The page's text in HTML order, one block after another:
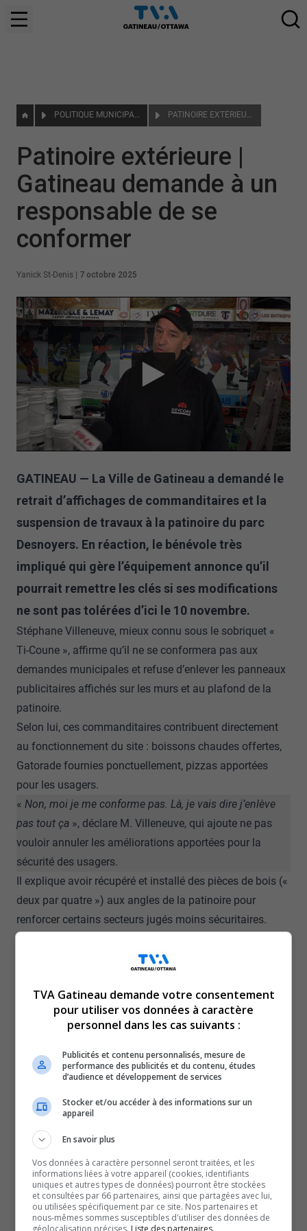
POLITIQUE MUNICIPALE PATINOIRE EXTÉRIEURE | GATINEAU DEMANDE À UN RESPONSABLE DE SE CONFORMER
Patinoire extérieure |
Gatineau demande à un
responsable de se
conformer
Yanick St-Denis 7 octobre 2025
GATINEAU — La Ville de Gatineau a demandé le
retrait d’affichages de commanditaires et la
suspension de travaux à la patinoire du parc
Desnoyers. En réaction, le bénévole très
impliqué qui gère l’équipement annonce qu’il
pourrait remettre les clés si ses modifications
ne sont pas tolérées d’ici le 10 novembre.
Stéphane Villeneuve, mieux connu sous le sobriquet «
Ti‑Coune », affirme qu’il ne se conformera pas aux
demandes municipales et refuse d’enlever les panneaux
publicitaires affichés sur les murs et au plafond de la
patinoire.
Selon lui, ces commanditaires contribuent directement
au fonctionnement du site : boissons chaudes offertes,
Gatorade fournies ponctuellement, pizzas apportées
pour les usagers.
« Non, moi je me conforme pas. Là, je vais dire j’enlève
pas tout ça », déclare M. Villeneuve, qui ajoute ne pas
vouloir annuler les améliorations apportées pour la
sécurité des usagers.
Il explique avoir récupéré et installé des pièces de bois («
deux par quatre ») aux angles de la patinoire pour
renforcer certains secteurs jugés moins sécuritaires.
Du côté municipal, le service des Communications
confirme avoir formulé cinq demandes à l’organisateur :
cours, ainsi que l’évaluation des travaux déjà réalisés,
entre autres mesures. Le délai fixé par M. Villeneuve pour
prendre une décision finale est le
Des appuis et des tensions
politiques
Le projet avait bénéficié par le passé d’un soutien
financier local : le conseiller municipal Daniel
Champagne a attribué 50 000 $ à l’initiative à partir de
son budget discrétionnaire au fil des dernières années.
La Ville précise toutefois que ce type de dons n’est
désormais plus autorisé dans le cadre des règles en
TVA Gatineau demande votre consentement
pour utiliser vos données à caractère
personnel dans les cas suivants :
Publicités et contenu personnalisés, mesure de
performance des publicités et du contenu, études
d’audience et développement de services
Stocker et/ou accéder à des informations sur un
appareil
En savoir plus
Vos données à caractère personnel seront traitées, et les
informations liées à votre appareil (cookies, identifiants
uniques et autres types de données) pourront être stockées
et consultées par 66 partenaires, ainsi que partagées avec lui,
ou utilisées spécifiquement par ce site. Nos partenaires et
nous-mêmes sommes susceptibles d'utiliser des données de
géolocalisation précises. Liste des partenaires.